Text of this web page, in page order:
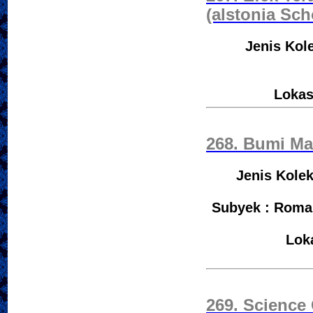
(alstonia
Jenis
268. Bumi
Jenis
Subyek :
269.